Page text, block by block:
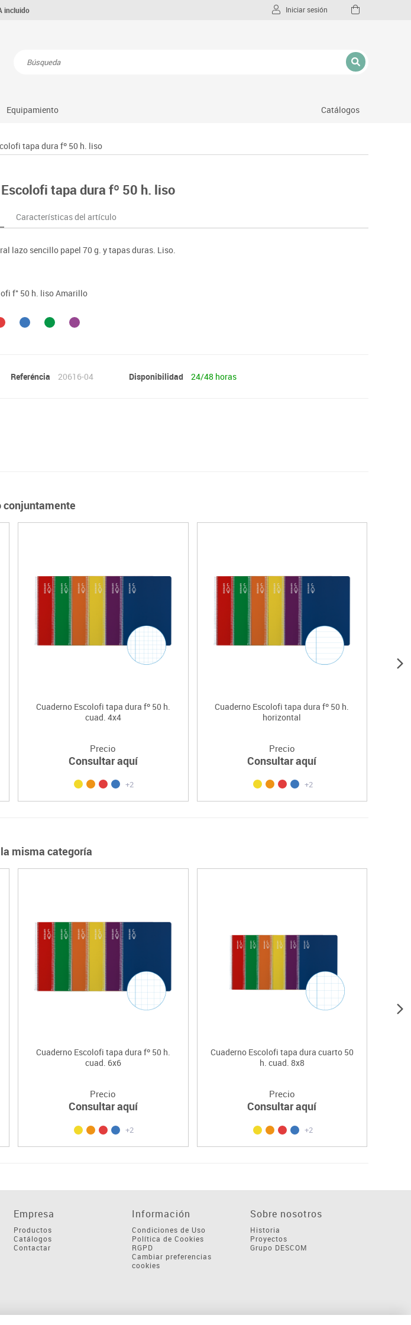
incluido Iniciar sesión
Matemáticas
Música
Primeras edades
Psicomotricidad
Stem
Equipamiento
Hockey
Protección deportiva
Equipamiento
Aulas entornos naturales
Mesas educación
Percheros, baldas y taquillas
Catálogos
tapa dura fº 50 h. liso
tapa dura fº 50 h. liso
Características del artículo
lazo sencillo papel 70 g. y tapas duras. Liso.
f° 50 h. liso Amarillo
Referéncia 20616-04 Disponibilidad 24/48 horas
conjuntamente
Cuaderno Escolofi tapa dura fº 50 h.
cuad. 4x4
Precio
Consultar aquí
+2
Cuaderno Escolofi tapa dura fº 50 h.
horizontal
Precio
Consultar aquí
+2
misma categoría
Cuaderno Escolofi tapa dura fº 50 h.
cuad. 6x6
Precio
Consultar aquí
+2
Cuaderno Escolofi tapa dura cuarto 50
h. cuad. 8x8
Precio
Consultar aquí
+2
Empresa
Productos
Catálogos
Contactar
Información
Condiciones de Uso
Política de Cookies
RGPD
Cambiar preferencias
cookies
Sobre nosotros
Historia
Proyectos
Grupo DESCOM